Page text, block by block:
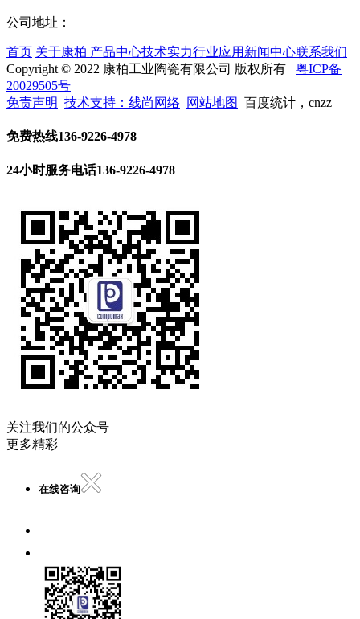
公司地址：
首页 关于康柏 产品中心技术实力行业应用 新闻中心联系我们
Copyright © 2022 康柏工业陶瓷有限公司 版权所有 粤ICP备
20029505号
免责声明 技术支持：线尚网络 网站地图 百度统计，cnzz
免费热线136-9226-4978
24小时服务电话136-9226-4978
关注我们的公众号
更多精彩
在线咨询